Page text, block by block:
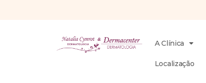
A Clínica
Localização